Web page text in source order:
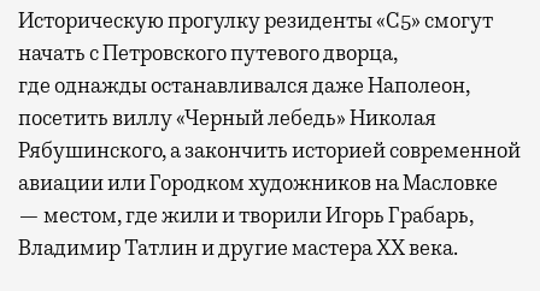
Историческую прогулку резиденты «С5» смогут
начать с Петровского путевого дворца,
гдеоднажды останавливался даже Наполеон,
посетить виллу «Черный лебедь» Николая
Рябушинского, а закончить историей современной
авиации или Городком художников на Масловке
— местом, где жили и творили Игорь Грабарь,
Владимир Татлин и другие мастера XX века.